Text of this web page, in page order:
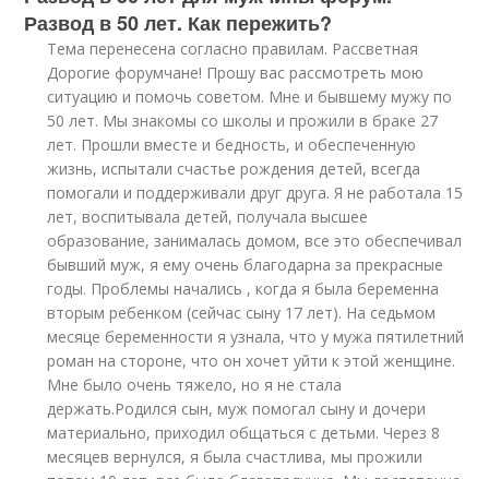
Развод в 50 лет. Как пережить?
Тема перенесена согласно правилам. Рассветная
Дорогие форумчане! Прошу вас рассмотреть мою
ситуацию и помочь советом. Мне и бывшему мужу по
50 лет. Мы знакомы со школы и прожили в браке 27
лет. Прошли вместе и бедность, и обеспеченную
жизнь, испытали счастье рождения детей, всегда
помогали и поддерживали друг друга. Я не работала 15
лет, воспитывала детей, получала высшее
образование, занималась домом, все это обеспечивал
бывший муж, я ему очень благодарна за прекрасные
годы. Проблемы начались , когда я была беременна
вторым ребенком (сейчас сыну 17 лет). На седьмом
месяце беременности я узнала, что у мужа пятилетний
роман на стороне, что он хочет уйти к этой женщине.
Мне было очень тяжело, но я не стала
держать.Родился сын, муж помогал сыну и дочери
материально, приходил общаться с детьми. Через 8
месяцев вернулся, я была счастлива, мы прожили